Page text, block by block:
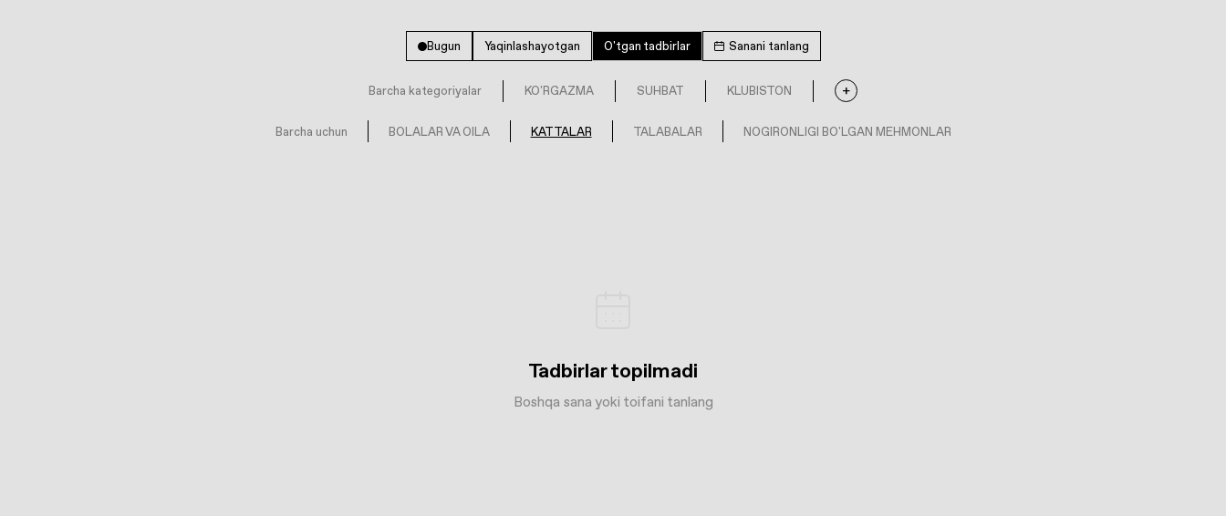
Bugun Yaqinlashayotgan O'tgan tadbirlar Sanani tanlang
Barcha kategoriyalar KO'RGAZMA SUHBAT KLUBISTON
Barcha uchun BOLALAR VA OILA KATTALAR TALABALAR NOGIRONLIGI BO'LGAN MEHMONLAR
Tadbirlar topilmadi
Boshqa sana yoki toifani tanlang